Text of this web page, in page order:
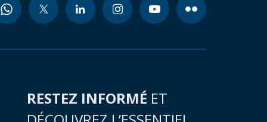
RESTEZ INFORMÉ ET